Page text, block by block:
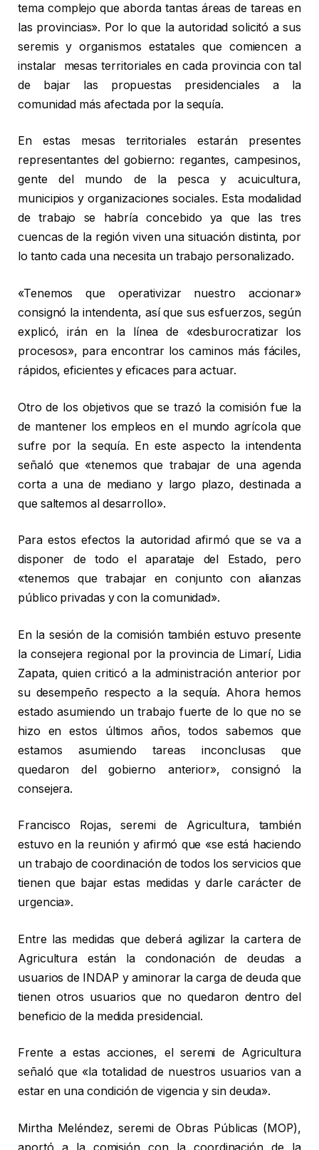
tema complejo que aborda tantas áreas de tareas en
las provincias». Por lo que la autoridad solicitó a sus
seremis y organismos estatales que comiencen a
instalar mesas territoriales en cada provincia con tal
de bajar las propuestas presidenciales a la
comunidad más afectada por la sequía.
En estas mesas territoriales estarán presentes
representantes del gobierno: regantes, campesinos,
gente del mundo de la pesca y acuicultura,
municipios y organizaciones sociales. Esta modalidad
de trabajo se habría concebido ya que las tres
cuencas de la región viven una situación distinta, por
lo tanto cada una necesita un trabajo personalizado.
«Tenemos que operativizar nuestro accionar»
consignó la intendenta, así que sus esfuerzos, según
explicó, irán en la línea de «desburocratizar los
procesos», para encontrar los caminos más fáciles,
rápidos, eficientes y eficaces para actuar.
Otro de los objetivos que se trazó la comisión fue la
de mantener los empleos en el mundo agrícola que
sufre por la sequía. En este aspecto la intendenta
señaló que «tenemos que trabajar de una agenda
corta a una de mediano y largo plazo, destinada a
que saltemos al desarrollo».
Para estos efectos la autoridad afirmó que se va a
disponer de todo el aparataje del Estado, pero
«tenemos que trabajar en conjunto con alianzas
público privadas y con la comunidad».
En la sesión de la comisión también estuvo presente
la consejera regional por la provincia de Limarí, Lidia
Zapata, quien criticó a la administración anterior por
su desempeño respecto a la sequía. Ahora hemos
estado asumiendo un trabajo fuerte de lo que no se
hizo en estos últimos años, todos sabemos que
estamos asumiendo tareas inconclusas que
quedaron del gobierno anterior», consignó la
consejera.
Francisco Rojas, seremi de Agricultura, también
estuvo en la reunión y afirmó que «se está haciendo
un trabajo de coordinación de todos los servicios que
tienen que bajar estas medidas y darle carácter de
urgencia».
Entre las medidas que deberá agilizar la cartera de
Agricultura están la condonación de deudas a
usuarios de INDAP y aminorar la carga de deuda que
tienen otros usuarios que no quedaron dentro del
beneficio de la medida presidencial.
Frente a estas acciones, el seremi de Agricultura
señaló que «la totalidad de nuestros usuarios van a
estar en una condición de vigencia y sin deuda».
Mirtha Meléndez, seremi de Obras Públicas (MOP),